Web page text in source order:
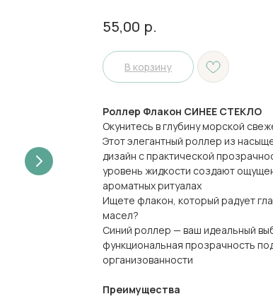
55,00 р.
В корзину
Роллер Флакон СИНЕЕ СТЕКЛО
Окунитесь в глубину морской
Этот элегантный роллер из
дизайн с практической
уровень жидкости создают
ароматных ритуалах
Ищете флакон, который радует
масел?
Синий роллер — ваш идеальный
функциональная прозрачность
организованности
Преимущества